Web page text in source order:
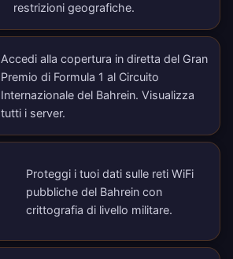
restrizioni geografiche.
Accedi alla copertura in diretta del Gran
Premio di Formula 1 al Circuito
Internazionale del Bahrein. Visualizza
tutti i server.
Proteggi i tuoi dati sulle reti WiFi
pubbliche del Bahrein con
crittografia di livello militare.